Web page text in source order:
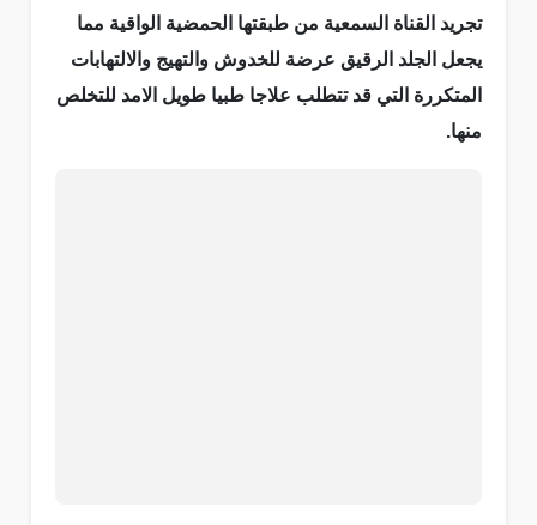
تجريد القناة السمعية من طبقتها الحمضية الواقية مما
يجعل الجلد الرقيق عرضة للخدوش والتهيج والالتهابات
المتكررة التي قد تتطلب علاجا طبيا طويل الامد للتخلص
منها.